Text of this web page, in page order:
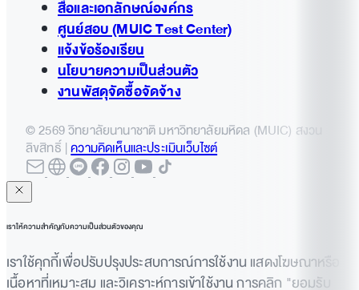
สื่อและเอกลักษณ์องค์กร
ศูนย์สอบ (MUIC Test Center)
แจ้งข้อร้องเรียน
นโยบายความเป็นส่วนตัว
งานพัสดุจัดซื้อจัดจ้าง
© 2569 วิทยาลัยนานาชาติ มหาวิทยาลัยมหิดล (MUIC) สงวน
ลิขสิทธิ์ |ความคิดเห็นและประเมินเว็บไซต์
เราให้ความสำคัญกับความเป็นส่วนตัวของคุณ
เราใช้คุกกี้เพื่อปรับปรุงประสบการณ์การใช้งาน แสดงโฆษณาหรือ
เนื้อหาที่เหมาะสม และวิเคราะห์การเข้าใช้งาน การคลิก "ยอมรับ